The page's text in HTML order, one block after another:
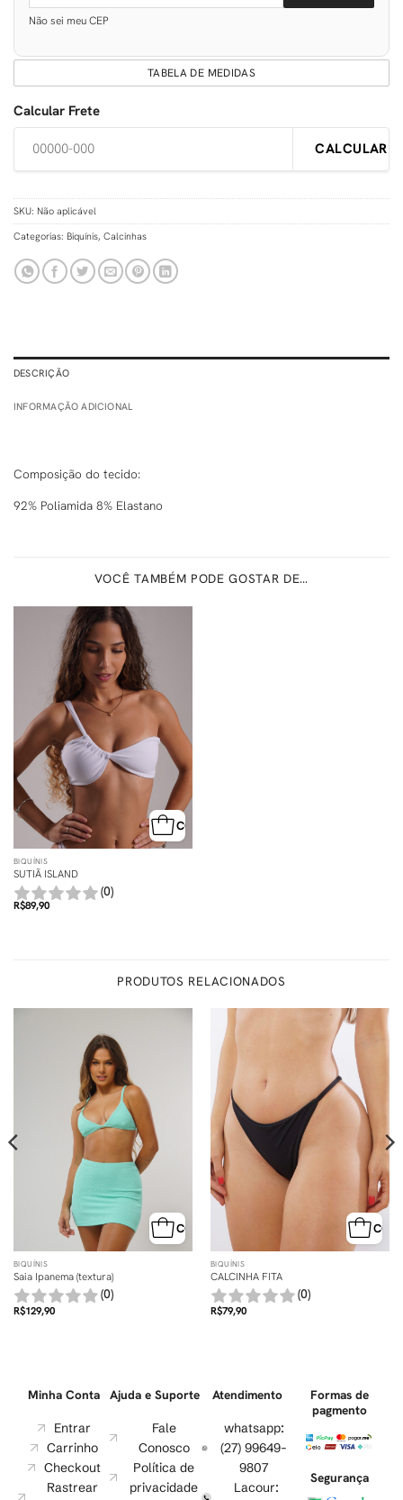
Não sei meu CEP
TABELA DE MEDIDAS
Calcular Frete
CALCULAR
SKU: Não aplicável
Categorias: Biquínis, Calcinhas
DESCRIÇÃO
INFORMAÇÃO ADICIONAL
Composição do tecido:
92% Poliamida 8% Elastano
VOCÊ TAMBÉM PODE GOSTAR DE…
COMPRA RÁPIDA
BIQUÍNIS
SUTIÃ ISLAND
(0)
R$89,90
PRODUTOS RELACIONADOS
COMPRA RÁPIDA
BIQUÍNIS
Saia Ipanema (textura)
(0)
R$129,90
BIQUÍNIS
CALCINHA FITA
(0)
R$79,90
RÁPIDA
Minha Conta
Entrar
Carrinho
Checkout
Rastrear
Ajuda e Suporte
Fale
Conosco
Política de
privacidade
Atendimento
whatsapp:
(27) 99649-
9807
Lacour:
Formas de
pagmento
Segurança